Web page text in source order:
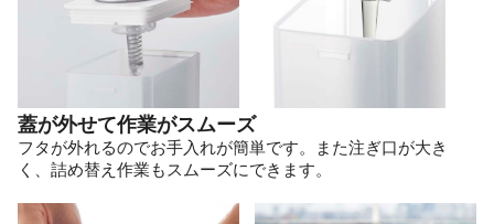
蓋が外せて作業がスムーズ
フタが外れるのでお手入れが簡単です。また注ぎ口が大き
く、詰め替え作業もスムーズにできます。